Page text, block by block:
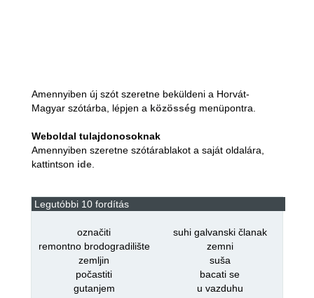
Amennyiben új szót szeretne beküldeni a Horvát-
Magyar szótárba, lépjen a közösség menüpontra.
Weboldal tulajdonosoknak
Amennyiben szeretne szótárablakot a saját oldalára,
kattintson ide.
Legutóbbi 10 fordítás
označiti
suhi galvanski članak
remontno brodogradilište
zemni
zemljin
suša
počastiti
bacati se
gutanjem
u vazduhu